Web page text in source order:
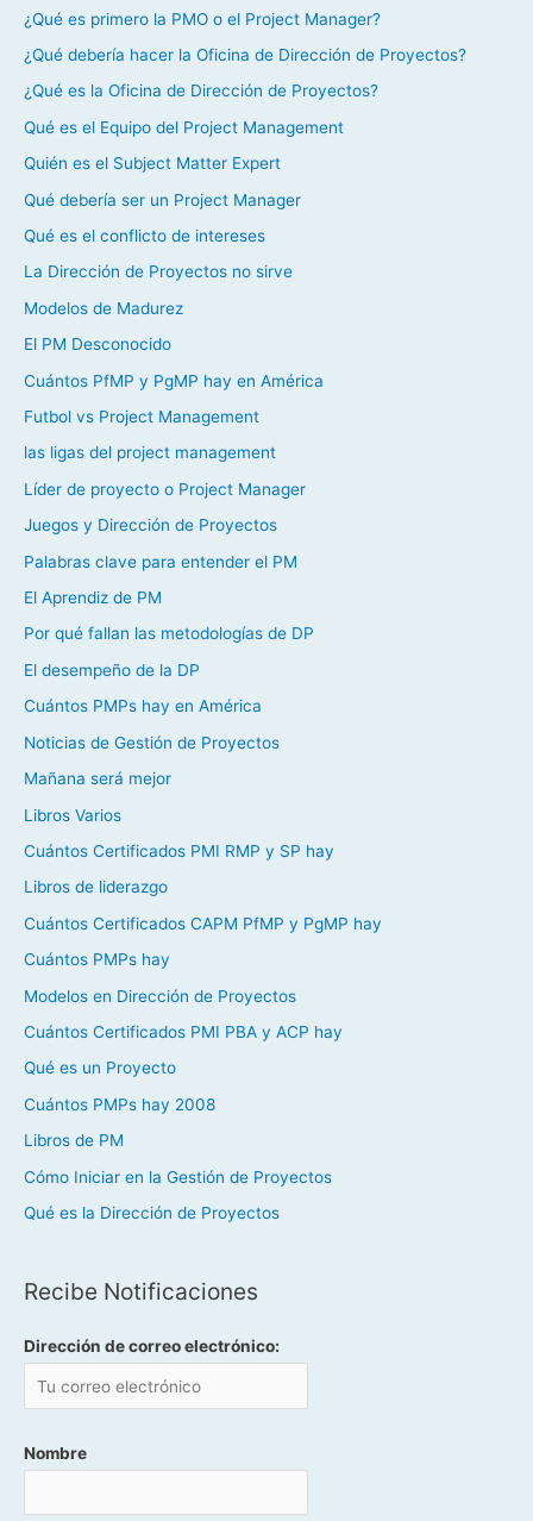
¿Qué es primero la PMO o el Project Manager?
¿Qué debería hacer la Oficina de Dirección de Proyectos?
¿Qué es la Oficina de Dirección de Proyectos?
Qué es el Equipo del Project Management
Quién es el Subject Matter Expert
Qué debería ser un Project Manager
Qué es el conflicto de intereses
La Dirección de Proyectos no sirve
Modelos de Madurez
El PM Desconocido
Cuántos PfMP y PgMP hay en América
Futbol vs Project Management
las ligas del project management
Líder de proyecto o Project Manager
Juegos y Dirección de Proyectos
Palabras clave para entender el PM
El Aprendiz de PM
Por qué fallan las metodologías de DP
El desempeño de la DP
Cuántos PMPs hay en América
Noticias de Gestión de Proyectos
Mañana será mejor
Libros Varios
Cuántos Certificados PMI RMP y SP hay
Libros de liderazgo
Cuántos Certificados CAPM PfMP y PgMP hay
Cuántos PMPs hay
Modelos en Dirección de Proyectos
Cuántos Certificados PMI PBA y ACP hay
Qué es un Proyecto
Cuántos PMPs hay 2008
Libros de PM
Cómo Iniciar en la Gestión de Proyectos
Qué es la Dirección de Proyectos
Recibe Notificaciones
Dirección de correo electrónico:
Nombre